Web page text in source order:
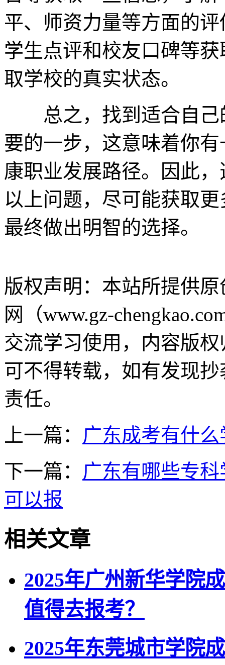
平、师资力量等方面的
学生点评和校友口碑等
取学校的真实状态。
总之，找到适合自己
要的一步，这意味着你
康职业发展路径。因此
以上问题，尽可能获取
最终做出明智的选择。
版权声明： 本站所提供
网（www.gz-
交流学习使用，内容版
可不得转载，如有发现
责任。
上一篇： 广东成考有什
下一篇： 广东有哪些专
可以报
相关文章
2025年广州新华学院
值得去报考？
2025年东莞城市学院